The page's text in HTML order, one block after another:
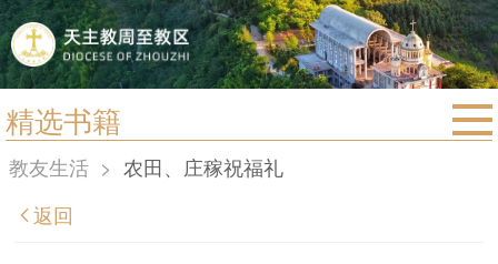
精选书籍
首页
宗教法规
教友生活 > 农田、庄稼祝福礼
返回